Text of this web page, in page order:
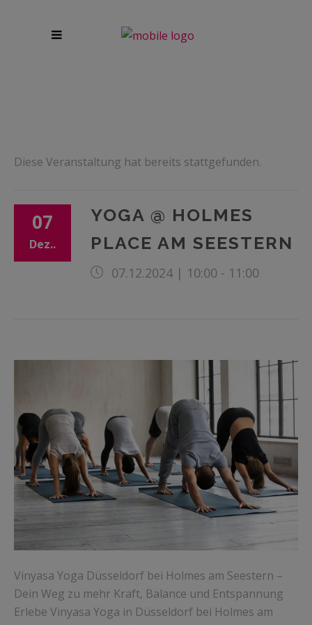
Diese Veranstaltung hat bereits stattgefunden.
07
Dez..
YOGA @ HOLMES
PLACE AM SEESTERN
07.12.2024 | 10:00 - 11:00
Vinyasa Yoga Düsseldorf bei Holmes am Seestern –
Dein Weg zu mehr Kraft, Balance und Entspannung
Erlebe Vinyasa Yoga in Düsseldorf bei Holmes am